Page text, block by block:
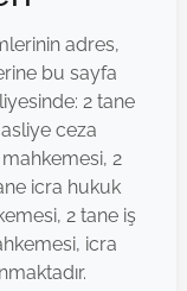
adres,
bu sayfa
2 tane
ceza
2
icra hukuk
2 tane iş
icra